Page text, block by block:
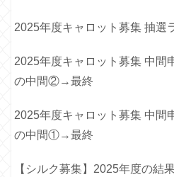
2025年度キャロット募集 抽選
2025年度キャロット募集 中
の中間②→最終
2025年度キャロット募集 中
の中間①→最終
【シルク募集】2025年度の結